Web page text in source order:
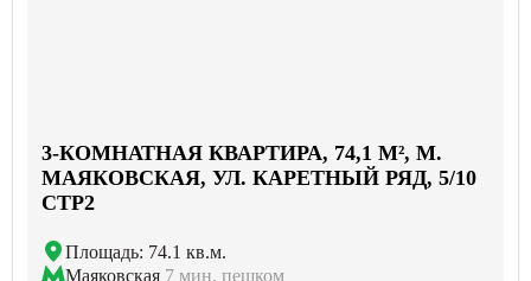
3-КОМНАТНАЯ КВАРТИРА, 74,1 М², М.
МАЯКОВСКАЯ, УЛ. КАРЕТНЫЙ РЯД, 5/10
СТР2
Площадь: 74.1 кв.м.
Маяковская 7 мин. пешком